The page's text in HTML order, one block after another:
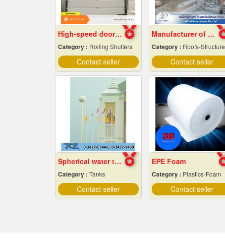
High-speed door installation contractor
Category : Rolling Shutters
Contact seller
Manufacturer of prefabricated roof structures.
Category : Roofs-Structures & Trusses
Contact seller
Spherical water tank
Category : Tanks
Contact seller
EPE Foam
Category : Plastics-Foam
Contact seller